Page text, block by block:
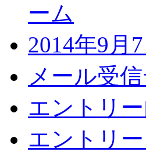
ーム
2014年9月
メール受
エントリ
エントリ